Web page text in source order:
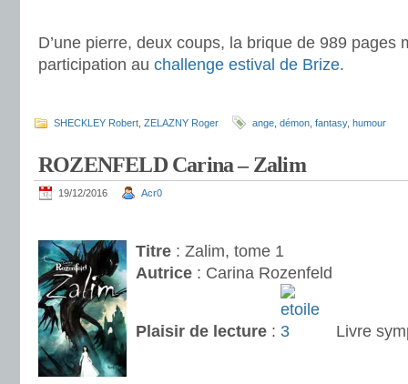
D’une pierre, deux coups, la brique de 989 pages
participation au challenge estival de Brize.
SHECKLEY Robert ZELAZNY Roger ange démon fantasy, humour
ROZENFELD Carina – Zalim
19/12/2016 Acr0
Titre : Zalim, tome 1
Autrice : Carina Rozenfeld
Plaisir de lecture :
Livre